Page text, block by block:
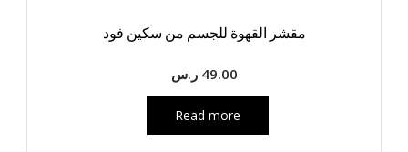
مقشر القهوة للجسم من سكين فود
49.00 ر.س
Read more